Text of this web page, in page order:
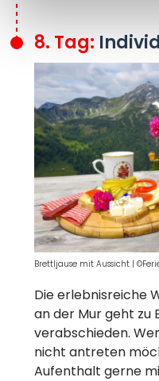
8. Tag:
Die erlebnisreiche
an der Mur geht zu
verabschieden.
nicht antreten
Aufenthalt gerne
Brettljause mit Aussicht |